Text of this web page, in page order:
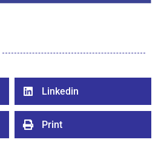
 Linkedin
 Print